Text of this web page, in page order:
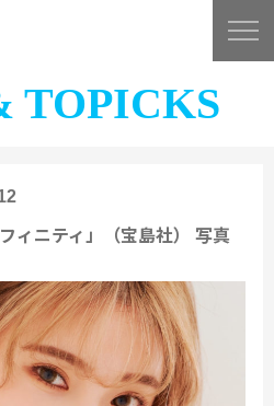
TOPICKS
ィニティ」（宝島社） 写真